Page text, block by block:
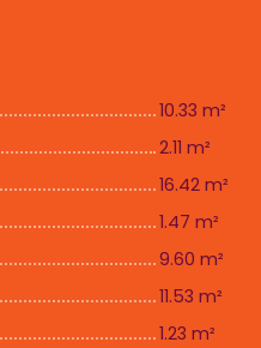
10.33 m²
2.11 m²
16.42 m²
1.47 m²
9.60 m²
11.53 m²
1.23 m²